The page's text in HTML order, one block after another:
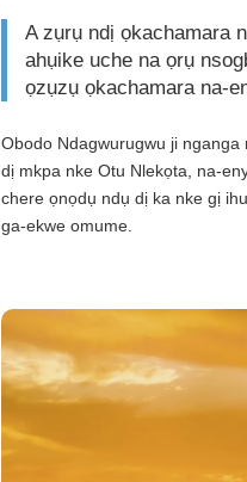
A zụrụ ndị ọkachamara
ahụike uche na ọrụ
ọzụzụ ọkachamara na-
Obodo Ndagwurugwu ji
dị mkpa nke Otu Nlekọta, na-
chere ọnọdụ ndụ dị ka nke gị
ga-ekwe omume.